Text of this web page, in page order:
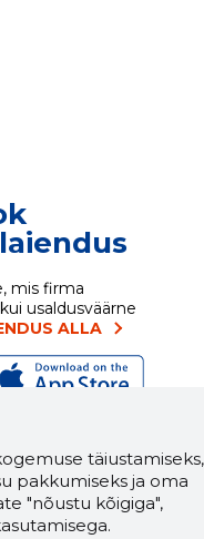
mis firma
usaldusväärne
ALLA
Äpp toob
Eesti
ametnikud).
ja
täiustamiseks,
pakkumiseks ja oma
"nõustu kõigiga",